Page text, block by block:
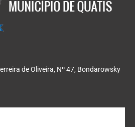
de Oliveira, Nº 47, Bondarowsky